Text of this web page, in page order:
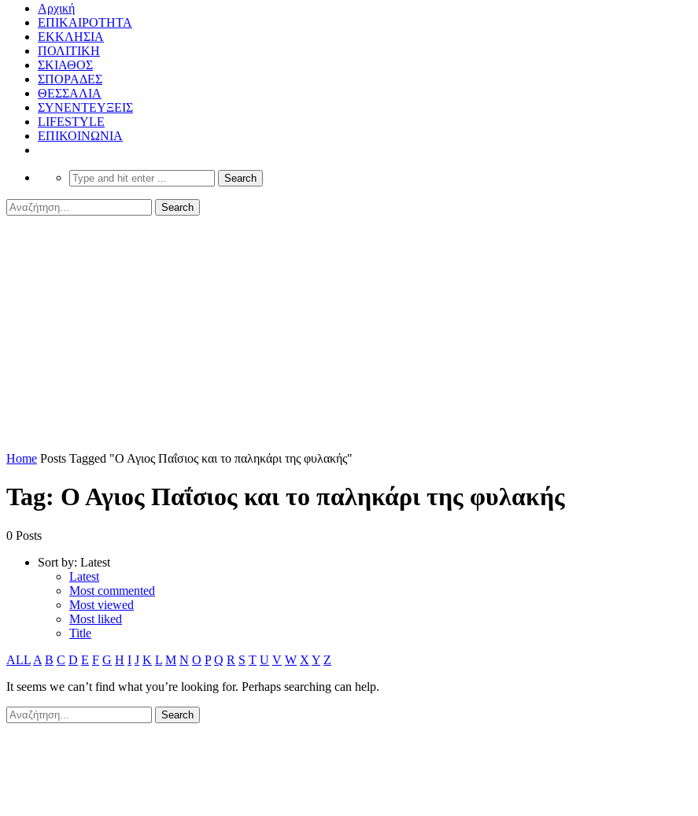
Αρχική
ΕΠΙΚΑΙΡΟΤΗΤΑ
ΕΚΚΛΗΣΙΑ
ΠΟΛΙΤΙΚΗ
ΣΚΙΑΘΟΣ
ΣΠΟΡΑΔΕΣ
ΘΕΣΣΑΛΙΑ
ΣΥΝΕΝΤΕΥΞΕΙΣ
LIFESTYLE
ΕΠΙΚΟΙΝΩΝΙΑ
Home Posts Tagged "Ο Αγιος Παΐσιος και το παληκάρι της φυλακής"
Tag: Ο Αγιος Παΐσιος και το παληκάρι της φυλακής
0 Posts
Sort by: Latest
Latest
Most commented
Most viewed
Most liked
Title
ALL A B C D E F G H I J K L M N O P Q R S T U V W X Y Z
It seems we can’t find what you’re looking for. Perhaps searching can help.